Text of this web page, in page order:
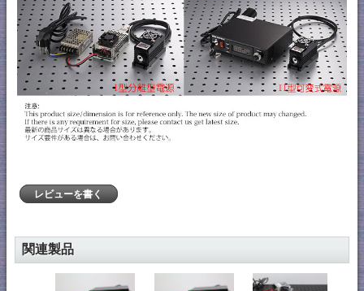
レビューを書く
関連製品